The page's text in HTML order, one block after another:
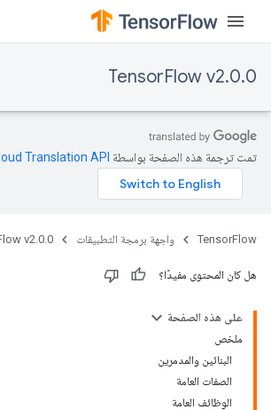
TensorFlow v2.0.0
تمت ترجمة هذه الصفحة بواسطة Translation API‏
TensorFlow واجهة برمجة التطبيقات v2.0.0
هل كان المحتوى مفيدًا؟
على هذه الصفحة
ملخص
البنائين والمدمرين
الصفات العامة
الوظائف العامة